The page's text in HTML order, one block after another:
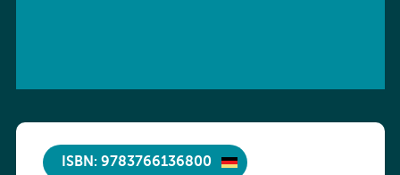
ISBN: 9783766136800